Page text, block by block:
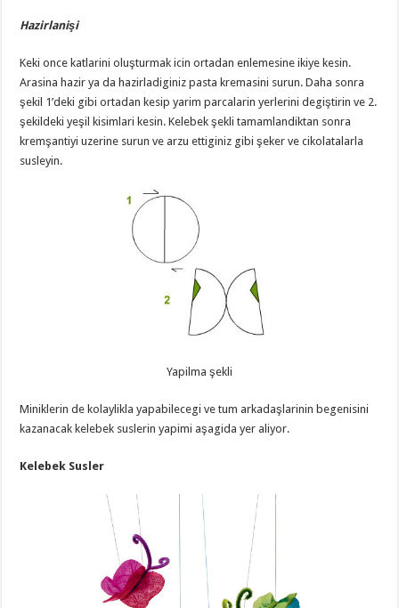
Hazirlanişi
Keki once katlarini oluşturmak icin ortadan enlemesine ikiye kesin.
Arasina hazir ya da hazirladiginiz pasta kremasini surun. Daha sonra
şekil 1’deki gibi ortadan kesip yarim parcalarin yerlerini degiştirin ve 2.
şekildeki yeşil kisimlari kesin. Kelebek şekli tamamlandiktan sonra
kremşantiyi uzerine surun ve arzu ettiginiz gibi şeker ve cikolatalarla
susleyin.
Yapilma şekli
Miniklerin de kolaylikla yapabilecegi ve tum arkadaşlarinin begenisini
kazanacak kelebek suslerin yapimi aşagida yer aliyor.
Kelebek Susler